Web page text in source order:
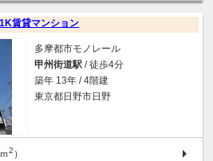
賃貸マンション
多摩都市モノレール
甲州街道駅 / 徒歩4分
築年 13年 / 4階建
東京都日野市日野
2 ）